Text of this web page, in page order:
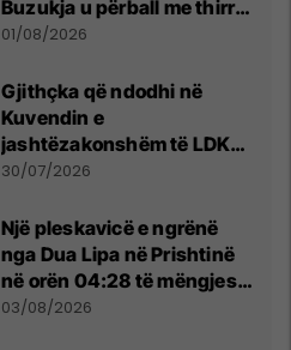
Buzukja u përball me thirrje
anti-shqiptare nga
01/08/2026
Gjithçka që ndodhi në
Kuvendin e
jashtëzakonshëm të LDK-
së
30/07/2026
Një pleskavicë e ngrënë
nga Dua Lipa në Prishtinë
në orën 04:28 të mëngjesit
- dhe bota digjitale serbe
03/08/2026